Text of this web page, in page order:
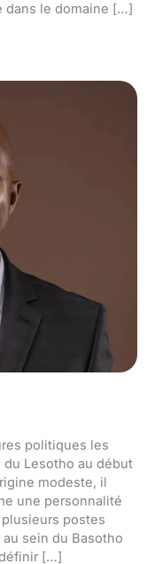
dans le domaine […]
politiques les
Lesotho au début
modeste, il
une personnalité
postes
sein du Basotho
[…]